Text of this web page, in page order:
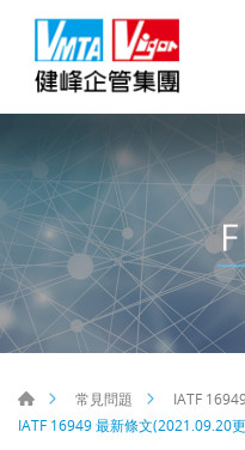
常見問題
IATF
IATF 16949 最新條文(2021.09.20